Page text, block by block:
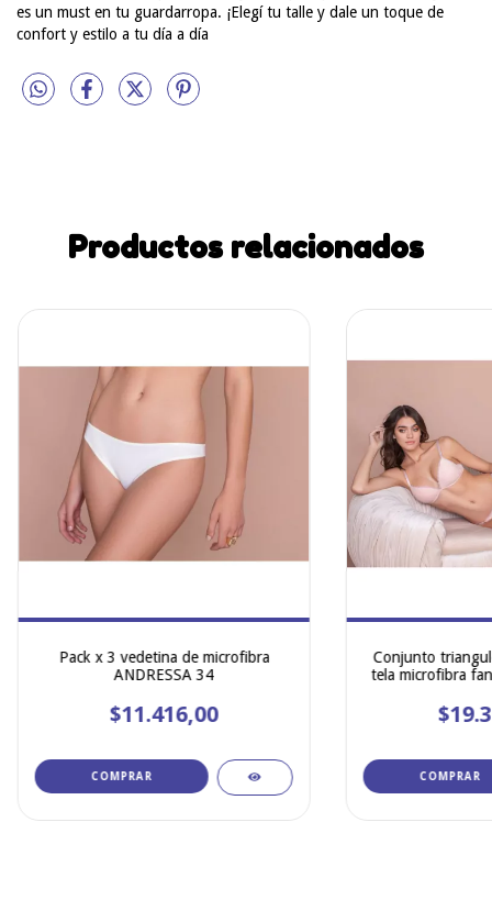
es un must en tu guardarropa. ¡Elegí tu talle y dale un toque de
confort y estilo a tu día a día
Productos relacionados
Pack x 3 vedetina de microfibra
ANDRESSA 34
$11.416,00
COMPRAR
Conjunto
tela microfibra
COMPRAR